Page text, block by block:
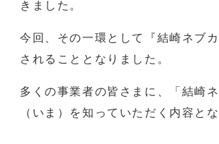
きました。
今回、その一環として『結崎ネブ
されることとなりました。
多くの事業者の皆さまに、「結崎
（いま）を知っていただく内容と